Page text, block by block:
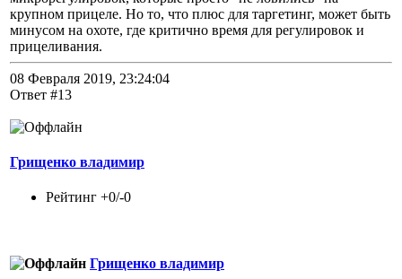
крупном прицеле. Но то, что плюс для таргетинг, может быть
минусом на охоте, где критично время для регулировок и
прицеливания.
08 Февраля 2019, 23:24:04
Ответ #13
Грищенко владимир
Рейтинг +0/-0
Грищенко владимир